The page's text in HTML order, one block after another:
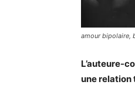
amour bipolaire,
L’auteure-
une relation